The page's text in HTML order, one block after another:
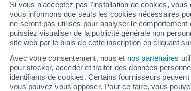
Si vous n'acceptez pas l'installation de cookies,
vous informons que seuls les cookies nécessaires
ne seront pas utilisés pour analyser le
puissiez visualiser de la publicité générale non
site web par le biais de cette inscription en cliquant
Avec votre consentement, nous et nos partenaires
pour stocker, accéder et traiter des données
identifiants de cookies. Certains fournisseurs
vous pouvez vous opposer. Pour ce faire, vous
Barvaux-Sur-Ourthe
Bertogne
Bertrix
Bomal-Sur-Ourthe
Bouillon